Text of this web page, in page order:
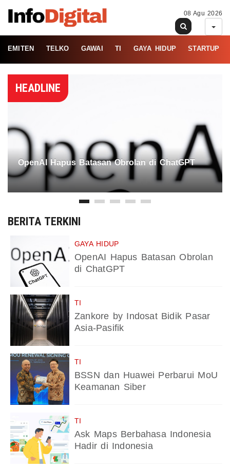
08 Agu 2026
EMITEN TELKO GAWAI TI GAYA HIDUP STARTUP
HEADLINE
OpenAI Hapus Batasan Obrolan di ChatGPT
BERITA TERKINI
GAYA HIDUP
OpenAI Hapus Batasan Obrolan
di ChatGPT
TI
Zankore by Indosat Bidik Pasar
Asia-Pasifik
TI
BSSN dan Huawei Perbarui MoU
Keamanan Siber
TI
Ask Maps Berbahasa Indonesia
Hadir di Indonesia